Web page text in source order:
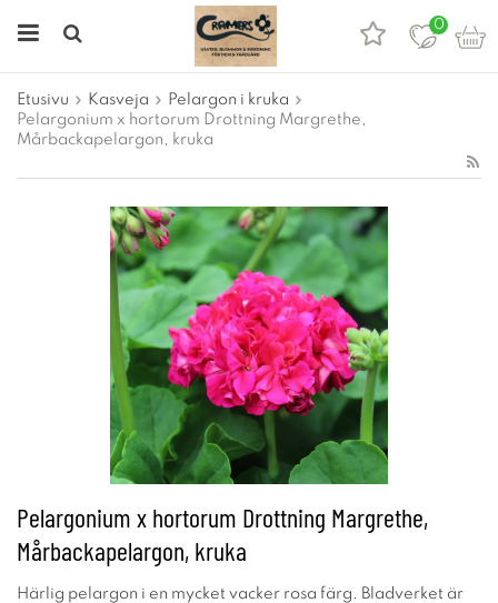
0
Etusivu Kasveja
Pelargon i kruka
Pelargonium x hortorum Drottning Margrethe,
Mårbackapelargon, kruka
Pelargonium x hortorum Drottning Margrethe,
Mårbackapelargon, kruka
Härlig pelargon i en mycket vacker rosa färg. Bladverket är